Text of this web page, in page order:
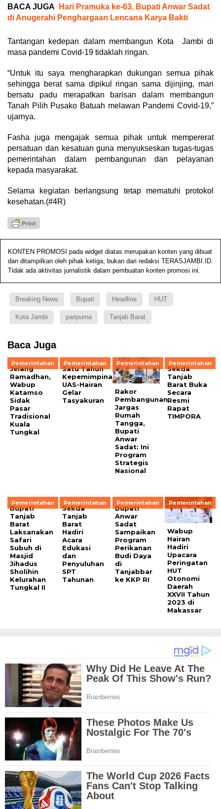
BACA JUGA
Hari Pramuka ke-63, Bupati Anwar Sadat
di Anugerahi Penghargaan Lencana Karya Bakti
Tantangan kedepan dalam membangun Kota Jambi di
masa pandemi Covid-19 tidaklah ringan.
“Untuk itu saya mengharapkan dukungan semua pihak
sehingga berat sama dipikul ringan sama dijinjing, mari
bersatu padu merapatkan barisan dalam membangun
Tanah Pilih Pusako Batuah melawan Pandemi Covid-19,”
ujarnya.
Fasha juga mengajak semua pihak untuk mempererat
persatuan dan kesatuan guna menyukseskan tugas-tugas
pemerintahan dalam pembangunan dan pelayanan
kepada masyarakat.
Selama kegiatan berlangsung tetap mematuhi protokol
kesehatan.(#4R)
KONTEN PROMOSI pada widget diatas merupakan konten yang dibuat
dan ditampilkan oleh pihak ketiga, bukan dari redaksi TERASJAMBI.ID.
Tidak ada aktivitas jurnalistik dalam pembuatan konten promosi ini.
Breaking News Bupati Headline HUT
Kota Jambi paripurna Tanjab Barat
Baca Juga
Pemerintahan
Jelang
Ramadhan,
Wabup
Katamso
Sidak
Pasar
Tradisional
Kuala
Tungkal
Pemerintahan
Satu Tahun
Kepemimpinan
UAS-Hairan
Gelar
Tasyakuran
Pemerintahan
Rakor
Pembangunan
Jargas
Rumah
Tangga,
Bupati
Anwar
Sadat: Ini
Program
Strategis
Nasional
Pemerintahan
Sekda
Tanjab
Barat Buka
Secara
Resmi
Rapat
TIMPORA
Pemerintahan
Bupati
Tanjab
Barat
Laksanakan
Safari
Subuh di
Masjid
Jihadus
Sholihin
Kelurahan
Tungkal II
Pemerintahan
Sekda
Tanjab
Barat
Hadiri
Acara
Edukasi
dan
Penyuluhan
SPT
Tahunan
Pemerintahan
Bupati
Anwar
Sadat
Sampaikan
Program
Perikanan
Budi Daya
di
Tanjabbar
ke KKP RI
Pemerintahan
Wabup
Hairan
Hadiri
Upacara
Peringatan
HUT
Otonomi
Daerah
XXVII Tahun
2023 di
Makassar